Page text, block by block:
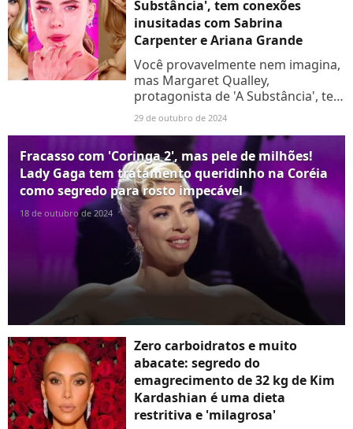
Substância', tem conexões
inusitadas com Sabrina
Carpenter e Ariana Grande
Você provavelmente nem imagina,
mas Margaret Qualley,
protagonista de 'A Substância', tem
ligações inesperadas com as
Ariana Grande. Mas, como assim?
É...
29 de outubro de 2024
Fracasso com 'Coringa 2', mas pele de milhões!
Lady Gaga tem tratamento queridinho na Coréia
como segredo para rosto impecável
18 de outubro de 2024
Zero carboidratos e muito
abacate: segredo do
emagrecimento de 32 kg de Kim
Kardashian é uma dieta
restritiva e 'milagrosa'